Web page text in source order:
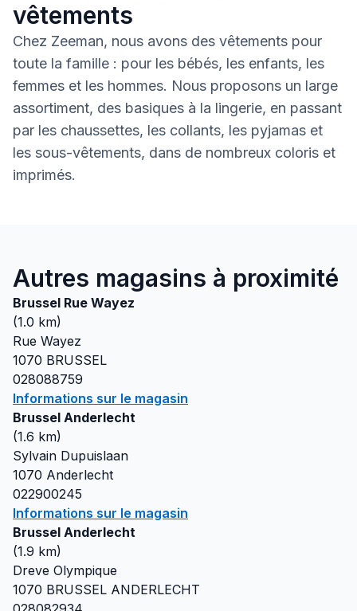
vêtements
Chez Zeeman, nous avons des vêtements pour
toute la famille : pour les bébés, les enfants, les
femmes et les hommes. Nous proposons un large
assortiment, des basiques à la lingerie, en passant
par les chaussettes, les collants, les pyjamas et
les sous-vêtements, dans de nombreux coloris et
imprimés.
Autres magasins à proximité
Brussel Rue Wayez
(1.0 km)
Rue Wayez
1070 BRUSSEL
028088759
Informations sur le magasin
Brussel Anderlecht
(1.6 km)
Sylvain Dupuislaan
1070 Anderlecht
022900245
Informations sur le magasin
Brussel Anderlecht
(1.9 km)
Dreve Olympique
1070 BRUSSEL ANDERLECHT